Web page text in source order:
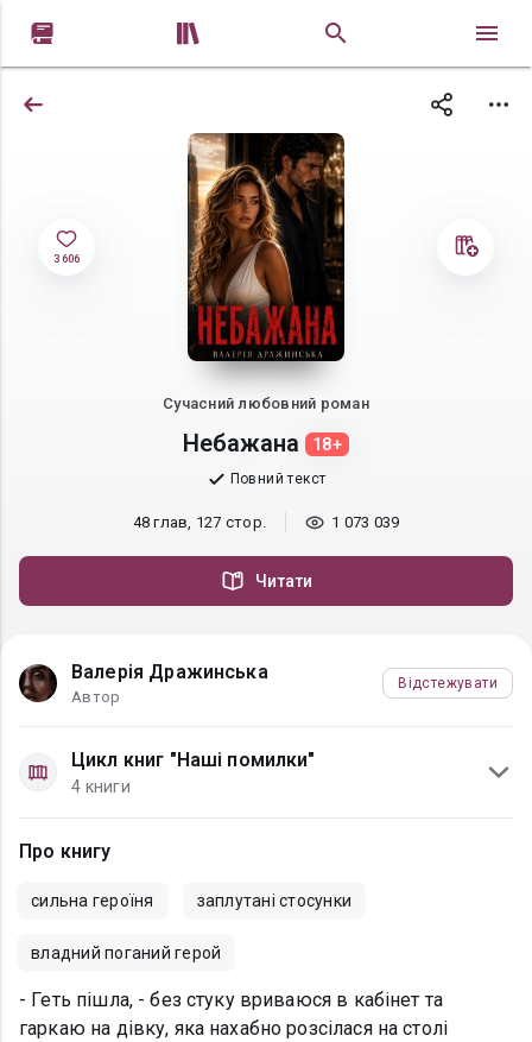
 
3 606
Сучасний любовний роман
Небажана 18+
Повний текст
48 глав, 127 стор. 1 073 039
Читати
Валерія Дражинська
Автор
Відстежувати
Цикл книг "Наші помилки"
4 книги
Про книгу
сильна героїня заплутані стосунки
владний поганий герой
- Геть пішла, - без стуку вриваюся в кабінет та
гаркаю на дівку, яка нахабно розсілася на столі